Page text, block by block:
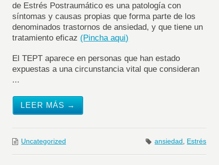
de Estrés Postraumático es una patología con
síntomas y causas propias que forma parte de los
denominados trastornos de ansiedad, y que tiene un
tratamiento eficaz (Pincha aqui)
El TEPT aparece en personas que han estado
expuestas a una circunstancia vital que consideran
...
LEER MÁS →
Uncategorized ansiedad Estrés